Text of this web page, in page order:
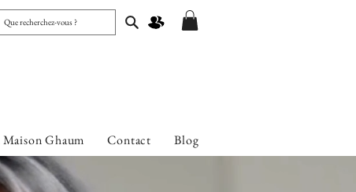
Maison Ghaum Contact Blog